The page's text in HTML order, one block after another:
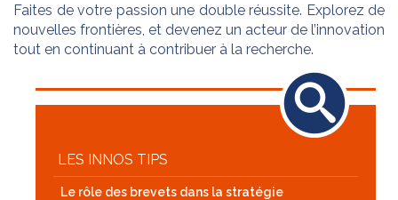
Faites de votre passion une double réussite. Explorez de
nouvelles frontières, et devenez un acteur de l’innovation
tout en continuant à contribuer à la recherche.
LES INNOS TIPS
Le rôle des brevets dans la stratégie